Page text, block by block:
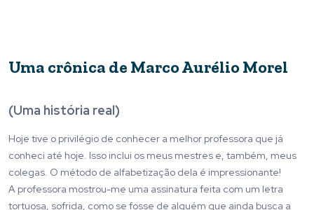
Uma crônica de Marco Aurélio Morel
(Uma história real)
Hoje tive o privilégio de conhecer a melhor professora que já
conheci até hoje. Isso inclui os meus mestres e, também, meus
colegas. O método de alfabetização dela é impressionante!
A professora mostrou-me uma assinatura feita com um letra
tortuosa, sofrida, como se fosse de alguém que ainda busca a